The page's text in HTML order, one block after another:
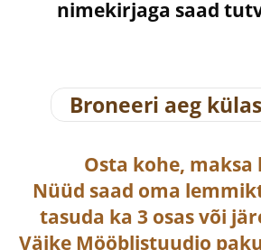
nimekirjaga saad
Broneeri aeg
Osta kohe, maksa
Nüüd saad oma
tasuda ka 3 osas või
Väike Mööblistuudio